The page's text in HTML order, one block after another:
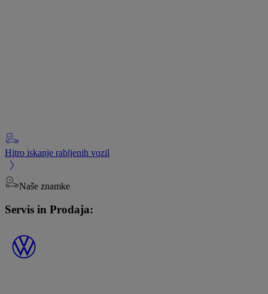
Hitro iskanje rabljenih vozil
Naše znamke
Servis in Prodaja: